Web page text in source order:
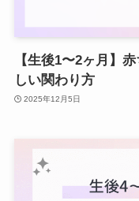
【生後1〜2ヶ月】
しい関わり方
2025年12月5日